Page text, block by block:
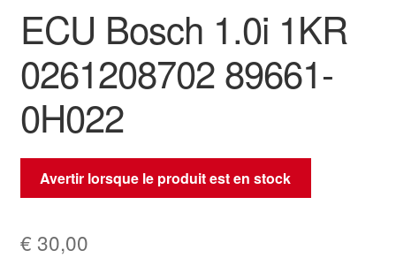
ECU Bosch 1.0i 1KR
0261208702 89661-
0H022
Avertir lorsque le produit est en stock
€ 30,00